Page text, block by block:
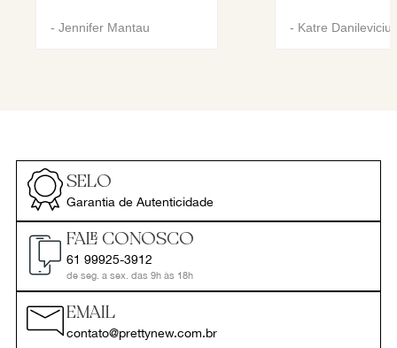
- Jennifer Mantau - Katre Danilevicius
SELO
Garantia de Autenticidade
FALE CONOSCO
61 99925-3912
de seg. a sex. das 9h às 18h
EMAIL
contato@prettynew.com.br